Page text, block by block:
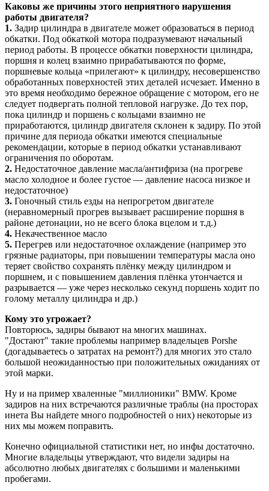
Каковы же причины этого неприятного нарушения
работы двигателя?
1. Задир цилиндра в двигателе может образоваться в период
обкатки. Под обкаткой мотора подразумевают начальный
период работы. В процессе обкатки поверхности цилиндра,
поршня и колец взаимно прирабатываются по форме,
поршневые кольца «прилегают» к цилиндру, несовершенство
обработанных поверхностей этих деталей исчезает. Именно в
это время необходимо бережное обращение с мотором, его не
следует подвергать полной тепловой нагрузке. До тех пор,
пока цилиндр и поршень с кольцами взаимно не
приработаются, цилиндр двигателя склонен к задиру. По этой
причине для периода обкатки имеются специальные
рекомендации, которые в период обкатки устанавливают
ограничения по оборотам.
2. Недостаточное давление масла/антифриза (на прогреве
масло холодное и более густое — давление насоса низкое и
недостаточное)
3. Гоночный стиль езды на непрогретом двигателе
(неравномерный прогрев вызывает расширение поршня в
районе детонации, но не всего блока вцелом и т.д.)
4. Некачественное масло
5. Перегрев или недостаточное охлаждение (например это
грязные радиаторы, при повышении температуры масла оно
теряет свойство сохранять плёнку между цилиндром и
поршнем, и с повышением давления плёнка утончается и
разрывается — уже через несколько секунд поршень ходит по
голому металлу цилиндра и др.)
Кому это угрожает?
Повторюсь, задиры бывают на многих машинах.
"Достают" такие проблемы например владельцев Porshe
(догадываетесь о затратах на ремонт?) для многих это стало
большой неожиданностью при положительных ожиданиях от
этой марки.
Ну и на пример хваленные "миллионики" BMW. Кроме
задиров на них встречаются различные траблы (на просторах
инета Вы найдете много подробностей о них) некоторые из
них мы можем поправить.
Конечно официальной статистики нет, но инфы достаточно.
Многие владельцы утверждают, что видели задиры на
абсолютно любых двигателях с большими и маленькими
пробегами.